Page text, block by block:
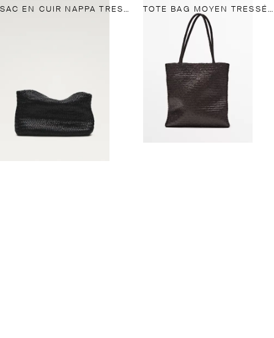
SAC EN CUIR NAPPA TRESSÉ TOTE BAG MOYEN TRESSÉ EN CUIR NAPPA